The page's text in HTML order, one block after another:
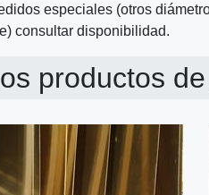
especiales (otros
consultar disponibilidad.
productos de